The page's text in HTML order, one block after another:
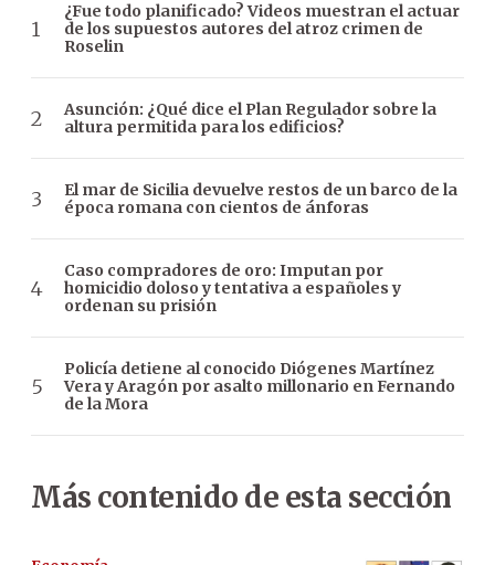
¿Fue todo planificado? Videos muestran el actuar
de los supuestos autores del atroz crimen de
Roselin
Asunción: ¿Qué dice el Plan Regulador sobre la
altura permitida para los edificios?
El mar de Sicilia devuelve restos de un barco de la
época romana con cientos de ánforas
Caso compradores de oro: Imputan por
homicidio doloso y tentativa a españoles y
ordenan su prisión
Policía detiene al conocido Diógenes Martínez
Vera y Aragón por asalto millonario en Fernando
de la Mora
Más contenido de esta sección